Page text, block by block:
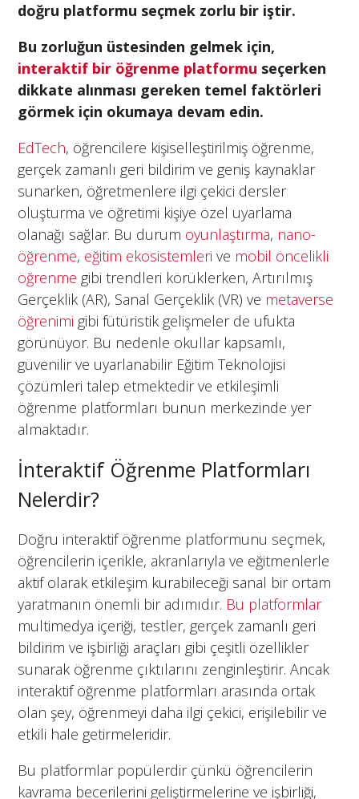
doğru platformu seçmek zorlu bir iştir.
Bu zorluğun üstesinden gelmek için,
interaktif bir öğrenme platformu seçerken
dikkate alınması gereken temel faktörleri
görmek için okumaya devam edin.
EdTech, öğrencilere kişiselleştirilmiş öğrenme,
gerçek zamanlı geri bildirim ve geniş kaynaklar
sunarken, öğretmenlere ilgi çekici dersler
oluşturma ve öğretimi kişiye özel uyarlama
olanağı sağlar. Bu durum oyunlaştırma, nano-
öğrenme, eğitim ekosistemleri ve mobil öncelikli
öğrenme gibi trendleri körüklerken, Artırılmış
Gerçeklik (AR), Sanal Gerçeklik (VR) ve metaverse
öğrenimi gibi fütüristik gelişmeler de ufukta
görünüyor. Bu nedenle okullar kapsamlı,
güvenilir ve uyarlanabilir Eğitim Teknolojisi
çözümleri talep etmektedir ve etkileşimli
öğrenme platformları bunun merkezinde yer
almaktadır.
İnteraktif Öğrenme Platformları
Nelerdir?
Doğru interaktif öğrenme platformunu seçmek,
öğrencilerin içerikle, akranlarıyla ve eğitmenlerle
aktif olarak etkileşim kurabileceği sanal bir ortam
yaratmanın önemli bir adımıdır. Bu platformlar
multimedya içeriği, testler, gerçek zamanlı geri
bildirim ve işbirliği araçları gibi çeşitli özellikler
sunarak öğrenme çıktılarını zenginleştirir. Ancak
interaktif öğrenme platformları arasında ortak
olan şey, öğrenmeyi daha ilgi çekici, erişilebilir ve
etkili hale getirmeleridir.
Bu platformlar popülerdir çünkü öğrencilerin
kavrama becerilerini geliştirmelerine ve işbirliği,